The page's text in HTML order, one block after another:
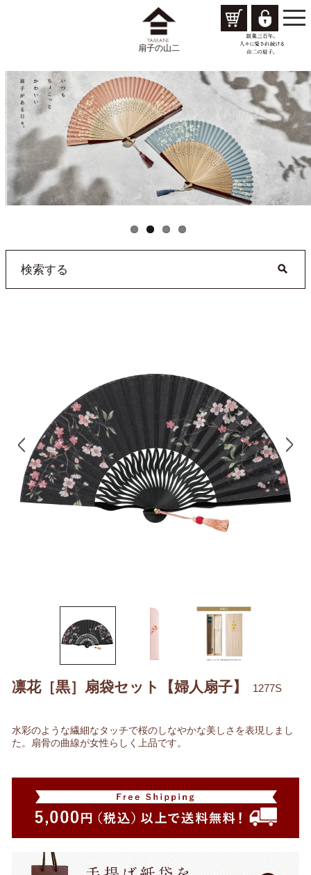
扇子の山二
凛花［黒］扇袋セット【婦人扇子】 1277S
水彩のような繊細なタッチで桜のしなやかな美しさを表現しまし
た。扇骨の曲線が女性らしく上品です。